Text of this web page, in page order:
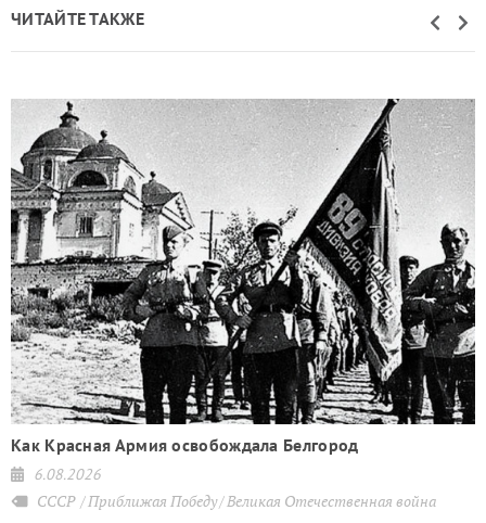
ЧИТАЙТЕ ТАКЖЕ
Как Красная Армия освобождала Белгород
6.08.2026
СССР Приближая Победу Великая Отечественная война